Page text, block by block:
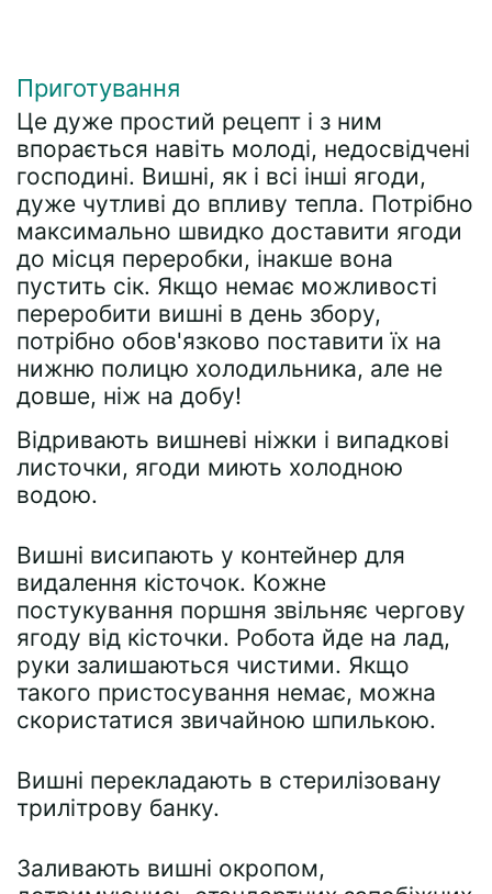
Приготування
Це дуже простий рецепт і з ним
впорається навіть молоді, недосвідчені
господині. Вишні, як і всі інші ягоди,
дуже чутливі до впливу тепла. Потрібно
максимально швидко доставити ягоди
до місця переробки, інакше вона
пустить сік. Якщо немає можливості
переробити вишні в день збору,
потрібно обов'язково поставити їх на
нижню полицю холодильника, але не
довше, ніж на добу!
Відривають вишневі ніжки і випадкові
листочки, ягоди миють холодною
водою.
Вишні висипають у контейнер для
видалення кісточок. Кожне
постукування поршня звільняє чергову
ягоду від кісточки. Робота йде на лад,
руки залишаються чистими. Якщо
такого пристосування немає, можна
скористатися звичайною шпилькою.
Вишні перекладають в стерилізовану
трилітрову банку.
Заливають вишні окропом,